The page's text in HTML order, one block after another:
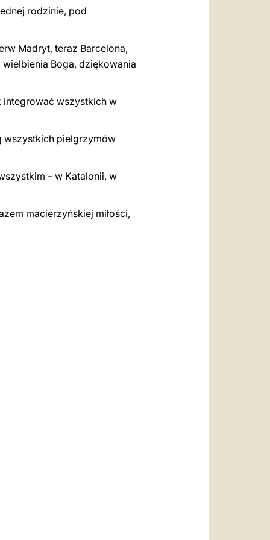
rodzinie, pod
Madryt, teraz Barcelona,
wielbienia Boga, dziękowania
integrować wszystkich w
wszystkich pielgrzymów
– w Katalonii, w
macierzyńskiej miłości,